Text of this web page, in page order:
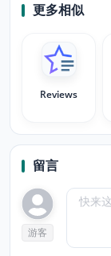
更多相似
Reviews
留言
游客